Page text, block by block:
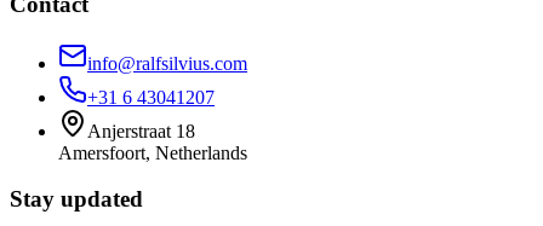
info@ralfsilvius.com
+31 6 43041207
Anjerstraat 18
Amersfoort, Netherlands
Stay updated